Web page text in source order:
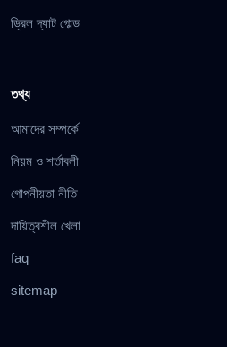
ড্রিল দ্যাট গোল্ড
তথ্য
আমাদের সম্পর্কে
নিয়ম ও শর্তাবলী
গোপনীয়তা নীতি
দায়িত্বশীল খেলা
faq
sitemap